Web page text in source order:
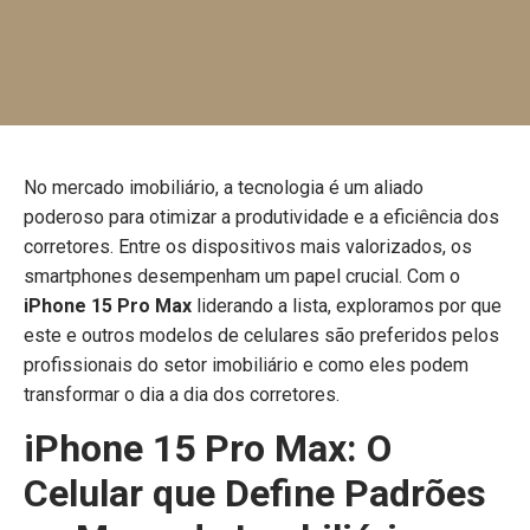
No mercado imobiliário, a tecnologia é um aliado
poderoso para otimizar a produtividade e a eficiência dos
corretores. Entre os dispositivos mais valorizados, os
smartphones desempenham um papel crucial. Com o
iPhone 15 Pro Max liderando a lista, exploramos por que
este e outros modelos de celulares são preferidos pelos
profissionais do setor imobiliário e como eles podem
transformar o dia a dia dos corretores.
iPhone 15 Pro Max: O
Celular que Define Padrões